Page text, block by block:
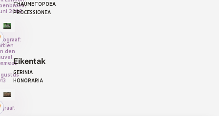
2009
THAUMETOPOEA
PROCESSIONEA
den
Eikentak
GERINIA
HONORARIA